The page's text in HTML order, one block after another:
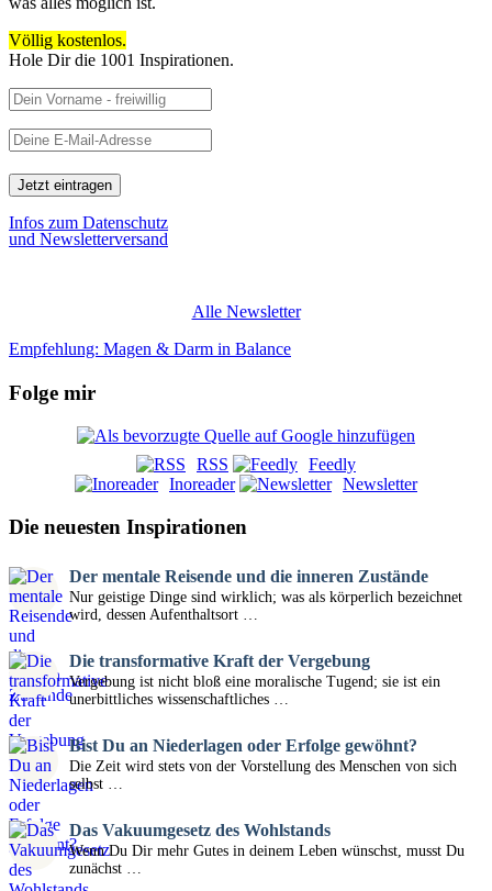
Völlig kostenlos.
Hole Dir die 1001 Inspirationen.
Infos zum Datenschutz
und Newsletterversand
Alle Newsletter
Empfehlung: Magen & Darm in Balance
Folge mir
RSS
Feedly
Inoreader
Newsletter
Die neuesten Inspirationen
Der mentale Reisende und die inneren Zustände
Nur geistige Dinge sind wirklich; was als körperlich bezeichnet
wird, dessen Aufenthaltsort …
Die transformative Kraft der Vergebung
Vergebung ist nicht bloß eine moralische Tugend; sie ist ein
unerbittliches wissenschaftliches …
Bist Du an Niederlagen oder Erfolge gewöhnt?
Die Zeit wird stets von der Vorstellung des Menschen von sich
selbst …
Das Vakuumgesetz des Wohlstands
Wenn Du Dir mehr Gutes in deinem Leben wünschst, musst Du
zunächst …